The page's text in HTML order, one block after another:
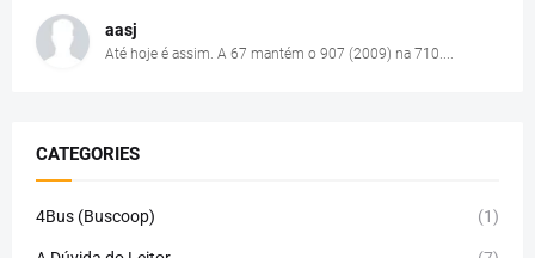
aasj
Até hoje é assim. A 67 mantém o 907 (2009) na 710....
CATEGORIES
4Bus (Buscoop) (1)